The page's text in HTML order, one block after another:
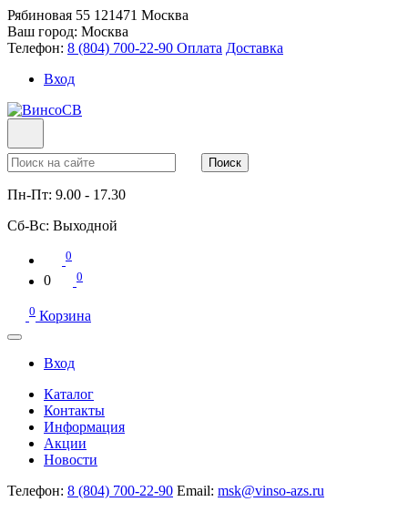
Рябиновая 55 121471 Москва
Ваш город: Москва
Телефон: 8 (804) 700-22-90 Оплата Доставка
Вход
Поиск
Пн-Пт: 9.00 - 17.30
Сб-Вс: Выходной
0
0 0
0 Корзина
Вход
Каталог
Контакты
Информация
Акции
Новости
Телефон: 8 (804) 700-22-90 Email: msk@vinso-azs.ru